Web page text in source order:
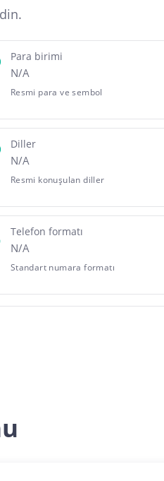
Para birimi
N/A
Resmi para ve sembol
Diller
N/A
Resmi konuşulan diller
Telefon formatı
N/A
Standart numara formatı